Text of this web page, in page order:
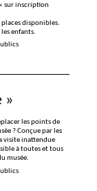
» sur inscription
disponibles.
enfants.
»
les points de
? Conçue par les
visite inattendue
à toutes et tous
musée.